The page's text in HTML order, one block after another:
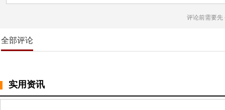
评论前需要先
全部评论
实用资讯